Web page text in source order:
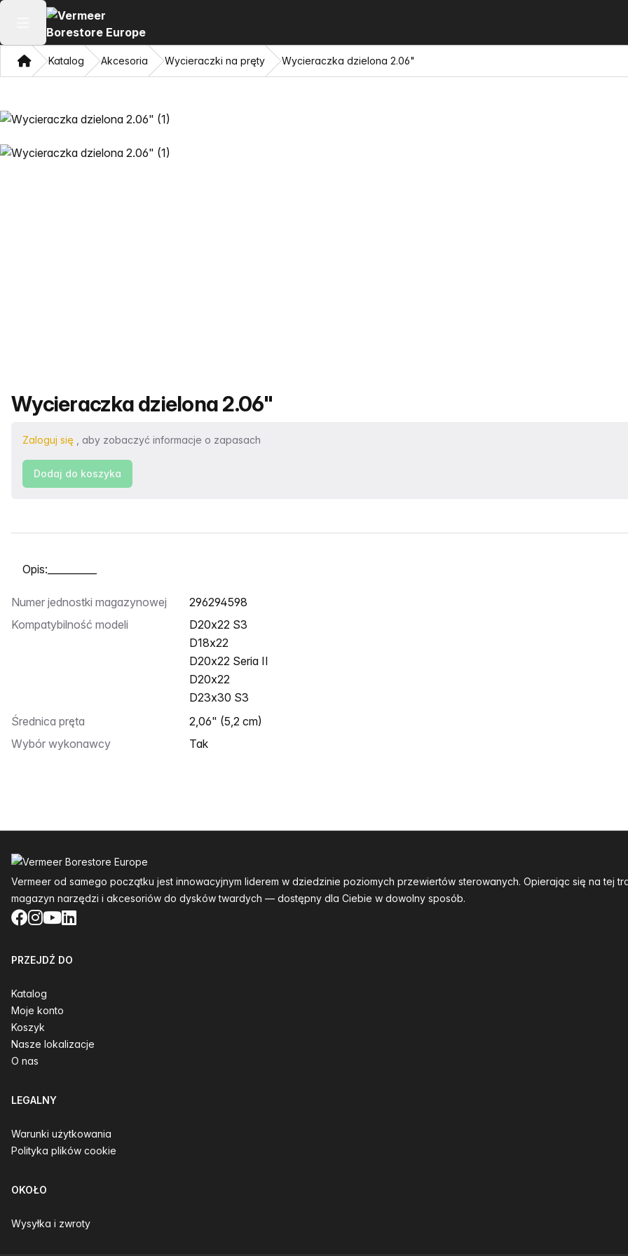
Otwórz menu główne
DomKatalog Akcesoria Wycieraczki na pręty Wycieraczka dzielona 2.06"
Nazwa produktu
Wycieraczka dzielona 2.06"
Zaloguj się , aby zobaczyć informacje o zapasach
Dodaj do koszyka
Wybierz kartę
Numer jednostki magazynowej
296294598
Kompatybilność modeli
D20x22 S3
D18x22
D20x22 Seria II
D20x22
D23x30 S3
Średnica pręta
2,06" (5,2 cm)
Wybór wykonawcy
Tak
Vermeer od samego początku jest innowacyjnym liderem w dziedzinie poziomych przewiertów sterowanych. Opierając się na tej
magazyn narzędzi i akcesoriów do dysków twardych — dostępny dla Ciebie w dowolny sposób.
Facebook
Instagram
YouTube
LinkedIn
PRZEJDŹ DO
Katalog
Moje konto
Koszyk
Nasze lokalizacje
O nas
LEGALNY
Warunki użytkowania
Polityka plików cookie
OKOŁO
Wysyłka i zwroty